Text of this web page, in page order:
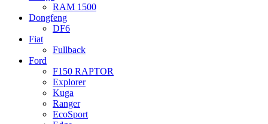
RAM 1500
Dongfeng
DF6
Fiat
Fullback
Ford
F150 RAPTOR
Explorer
Kuga
Ranger
EcoSport